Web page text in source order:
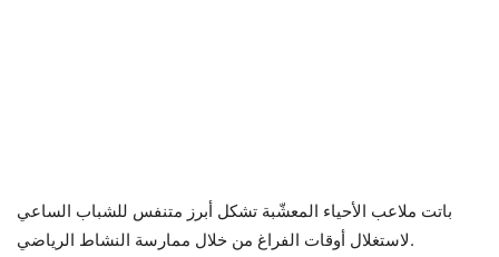
باتت ملاعب الأحياء المعشّبة تشكل أبرز متنفس للشباب الساعي
لاستغلال أوقات الفراغ من خلال ممارسة النشاط الرياضي.